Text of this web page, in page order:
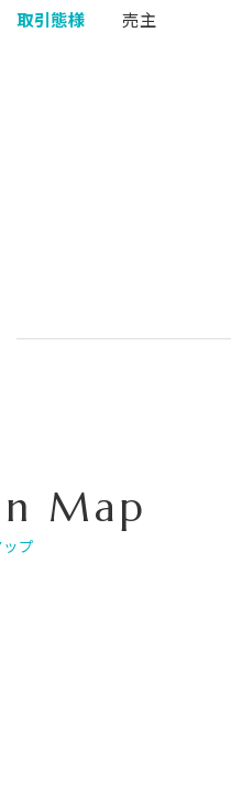
取引態様 売主
Map
プ